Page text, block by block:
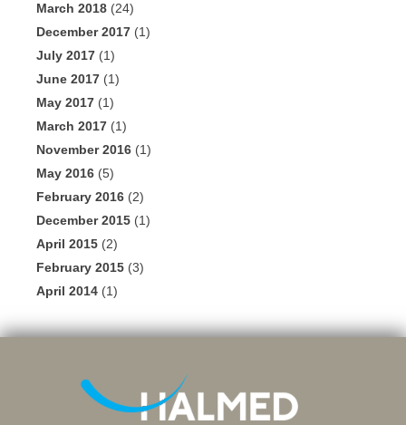
March 2018 (24)
December 2017 (1)
July 2017 (1)
June 2017 (1)
May 2017 (1)
March 2017 (1)
November 2016 (1)
May 2016 (5)
February 2016 (2)
December 2015 (1)
April 2015 (2)
February 2015 (3)
April 2014 (1)